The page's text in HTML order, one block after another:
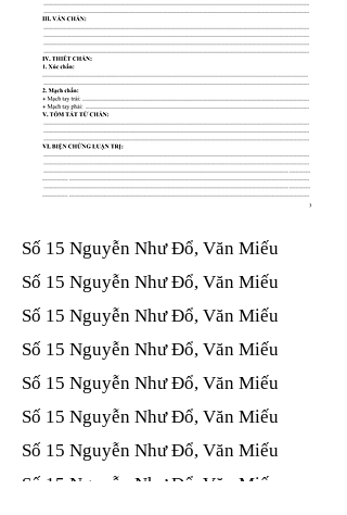
Số 15 Nguyễn Như Đổ, Văn Miếu​​​​
Số 15 Nguyễn Như Đổ, Văn Miếu​​​​
Số 15 Nguyễn Như Đổ, Văn Miếu​​​​
Số 15 Nguyễn Như Đổ, Văn Miếu​​​​
Số 15 Nguyễn Như Đổ, Văn Miếu​​​​
Số 15 Nguyễn Như Đổ, Văn Miếu​​​​
Số 15 Nguyễn Như Đổ, Văn Miếu​​​​
Số 15 Nguyễn Như Đổ, Văn Miếu​​​​